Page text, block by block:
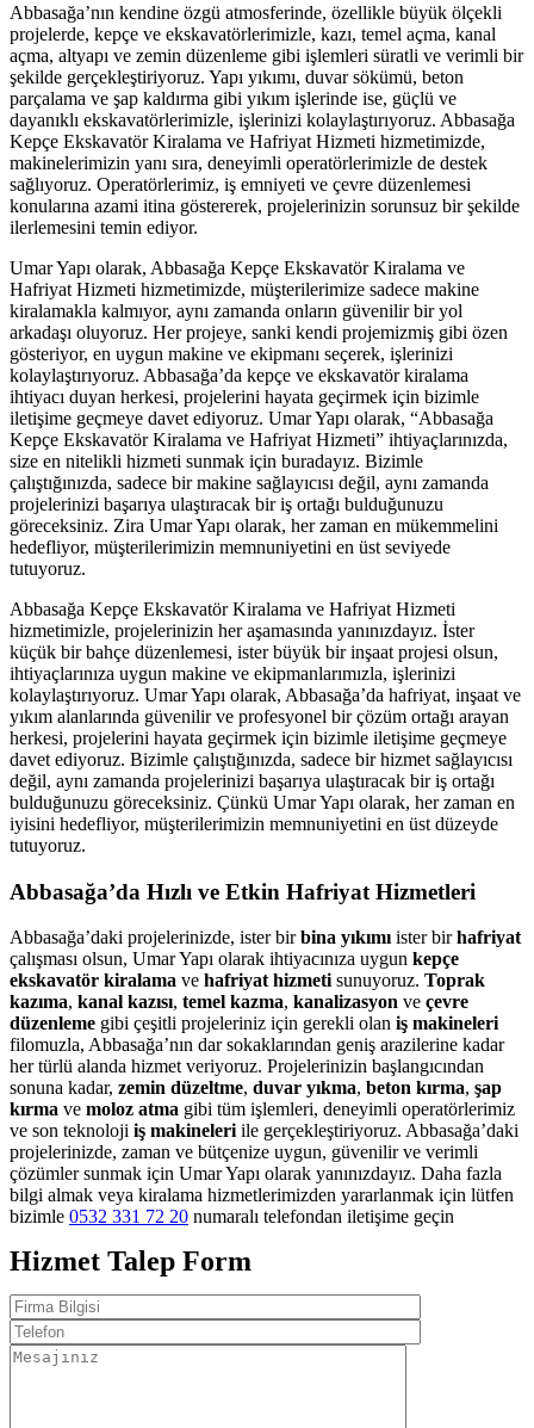
Abbasağa’nın kendine özgü atmosferinde, özellikle büyük ölçekli
projelerde, kepçe ve ekskavatörlerimizle, kazı, temel açma, kanal
açma, altyapı ve zemin düzenleme gibi işlemleri süratli ve verimli bir
şekilde gerçekleştiriyoruz. Yapı yıkımı, duvar sökümü, beton
parçalama ve şap kaldırma gibi yıkım işlerinde ise, güçlü ve
dayanıklı ekskavatörlerimizle, işlerinizi kolaylaştırıyoruz. Abbasağa
Kepçe Ekskavatör Kiralama ve Hafriyat Hizmeti hizmetimizde,
makinelerimizin yanı sıra, deneyimli operatörlerimizle de destek
sağlıyoruz. Operatörlerimiz, iş emniyeti ve çevre düzenlemesi
konularına azami itina göstererek, projelerinizin sorunsuz bir şekilde
ilerlemesini temin ediyor.
Umar Yapı olarak, Abbasağa Kepçe Ekskavatör Kiralama ve
Hafriyat Hizmeti hizmetimizde, müşterilerimize sadece makine
kiralamakla kalmıyor, aynı zamanda onların güvenilir bir yol
arkadaşı oluyoruz. Her projeye, sanki kendi projemizmiş gibi özen
gösteriyor, en uygun makine ve ekipmanı seçerek, işlerinizi
kolaylaştırıyoruz. Abbasağa’da kepçe ve ekskavatör kiralama
ihtiyacı duyan herkesi, projelerini hayata geçirmek için bizimle
iletişime geçmeye davet ediyoruz. Umar Yapı olarak, “Abbasağa
Kepçe Ekskavatör Kiralama ve Hafriyat Hizmeti” ihtiyaçlarınızda,
size en nitelikli hizmeti sunmak için buradayız. Bizimle
çalıştığınızda, sadece bir makine sağlayıcısı değil, aynı zamanda
projelerinizi başarıya ulaştıracak bir iş ortağı bulduğunuzu
göreceksiniz. Zira Umar Yapı olarak, her zaman en mükemmelini
hedefliyor, müşterilerimizin memnuniyetini en üst seviyede
tutuyoruz.
Abbasağa Kepçe Ekskavatör Kiralama ve Hafriyat Hizmeti
hizmetimizle, projelerinizin her aşamasında yanınızdayız. İster
küçük bir bahçe düzenlemesi, ister büyük bir inşaat projesi olsun,
ihtiyaçlarınıza uygun makine ve ekipmanlarımızla, işlerinizi
kolaylaştırıyoruz. Umar Yapı olarak, Abbasağa’da hafriyat, inşaat ve
yıkım alanlarında güvenilir ve profesyonel bir çözüm ortağı arayan
herkesi, projelerini hayata geçirmek için bizimle iletişime geçmeye
davet ediyoruz. Bizimle çalıştığınızda, sadece bir hizmet sağlayıcısı
değil, aynı zamanda projelerinizi başarıya ulaştıracak bir iş ortağı
bulduğunuzu göreceksiniz. Çünkü Umar Yapı olarak, her zaman en
iyisini hedefliyor, müşterilerimizin memnuniyetini en üst düzeyde
tutuyoruz.
Abbasağa’da Hızlı ve Etkin Hafriyat Hizmetleri
Abbasağa’daki projelerinizde, ister birbina yıkımı ister birhafriyat
çalışması olsun, Umar Yapı olarak ihtiyacınıza uygun kepçe
ekskavatör kiralama ve hafriyat hizmeti sunuyoruz. Toprak
kazıma, kanal kazısı, temel kazma, kanalizasyon ve çevre
düzenleme gibi çeşitli projeleriniz için gerekli olan iş makineleri
filomuzla, Abbasağa’nın dar sokaklarından geniş arazilerine kadar
her türlü alanda hizmet veriyoruz. Projelerinizin başlangıcından
sonuna kadar, zemin düzeltme, duvar yıkma, beton kırma, şap
kırma ve moloz atma gibi tüm işlemleri, deneyimli operatörlerimiz
ve son teknoloji iş makineleri ile gerçekleştiriyoruz. Abbasağa’daki
projelerinizde, zaman ve bütçenize uygun, güvenilir ve verimli
çözümler sunmak için Umar Yapı olarak yanınızdayız. Daha fazla
bilgi almak veya kiralama hizmetlerimizden yararlanmak için lütfen
bizimle 0532 331 72 20 numaralı telefondan iletişime geçin
Hizmet Talep Form